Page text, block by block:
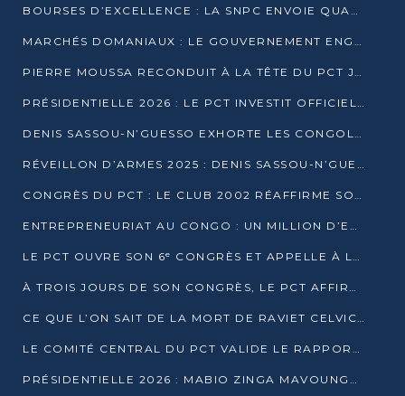
BOURSES D’EXCELLENCE : LA SNPC ENVOIE QUATRE NOUVEAUX TALENTS CONGOLAIS SE FORMER À BAKOU
MARCHÉS DOMANIAUX : LE GOUVERNEMENT ENGAGE LA STRUCTURATION DES TAXES D’ASSAINISSEMENT
PIERRE MOUSSA RECONDUIT À LA TÊTE DU PCT JUSQU’EN 2031
PRÉSIDENTIELLE 2026 : LE PCT INVESTIT OFFICIELLEMENT DENIS SASSOU NGUESSO
DENIS SASSOU-N’GUESSO EXHORTE LES CONGOLAIS À L’UNITÉ ET AU FAIR-PLAY DÉMOCRATIQUE EN 2026
RÉVEILLON D’ARMES 2025 : DENIS SASSOU-N’GUESSO GARANTIT DES ÉLECTIONS 2026 PAISIBLES ET SÉCURISÉES
CONGRÈS DU PCT : LE CLUB 2002 RÉAFFIRME SON SOUTIEN À DENIS SASSOU-N’GUESSO POUR 2026
ENTREPRENEURIAT AU CONGO : UN MILLION D’EUROS POUR FINANCER LES STARTUPS DÈS 2026
LE PCT OUVRE SON 6ᵉ CONGRÈS ET APPELLE À LA CANDIDATURE DE DENIS SASSOU NGUESSO
À TROIS JOURS DE SON CONGRÈS, LE PCT AFFIRME AVOIR ATTEINT TOUS SES OBJECTIFS
CE QUE L’ON SAIT DE LA MORT DE RAVIET CELVIC N’TSIANTSIE
LE COMITÉ CENTRAL DU PCT VALIDE LE RAPPORT DU CONGRÈS ET SOUTIENT DENIS SASSOU N’GUESSO
PRÉSIDENTIELLE 2026 : MABIO ZINGA MAVOUNGOU DÉCLARE SA CANDIDATURE ET CHARGE LE BILAN DU PCT